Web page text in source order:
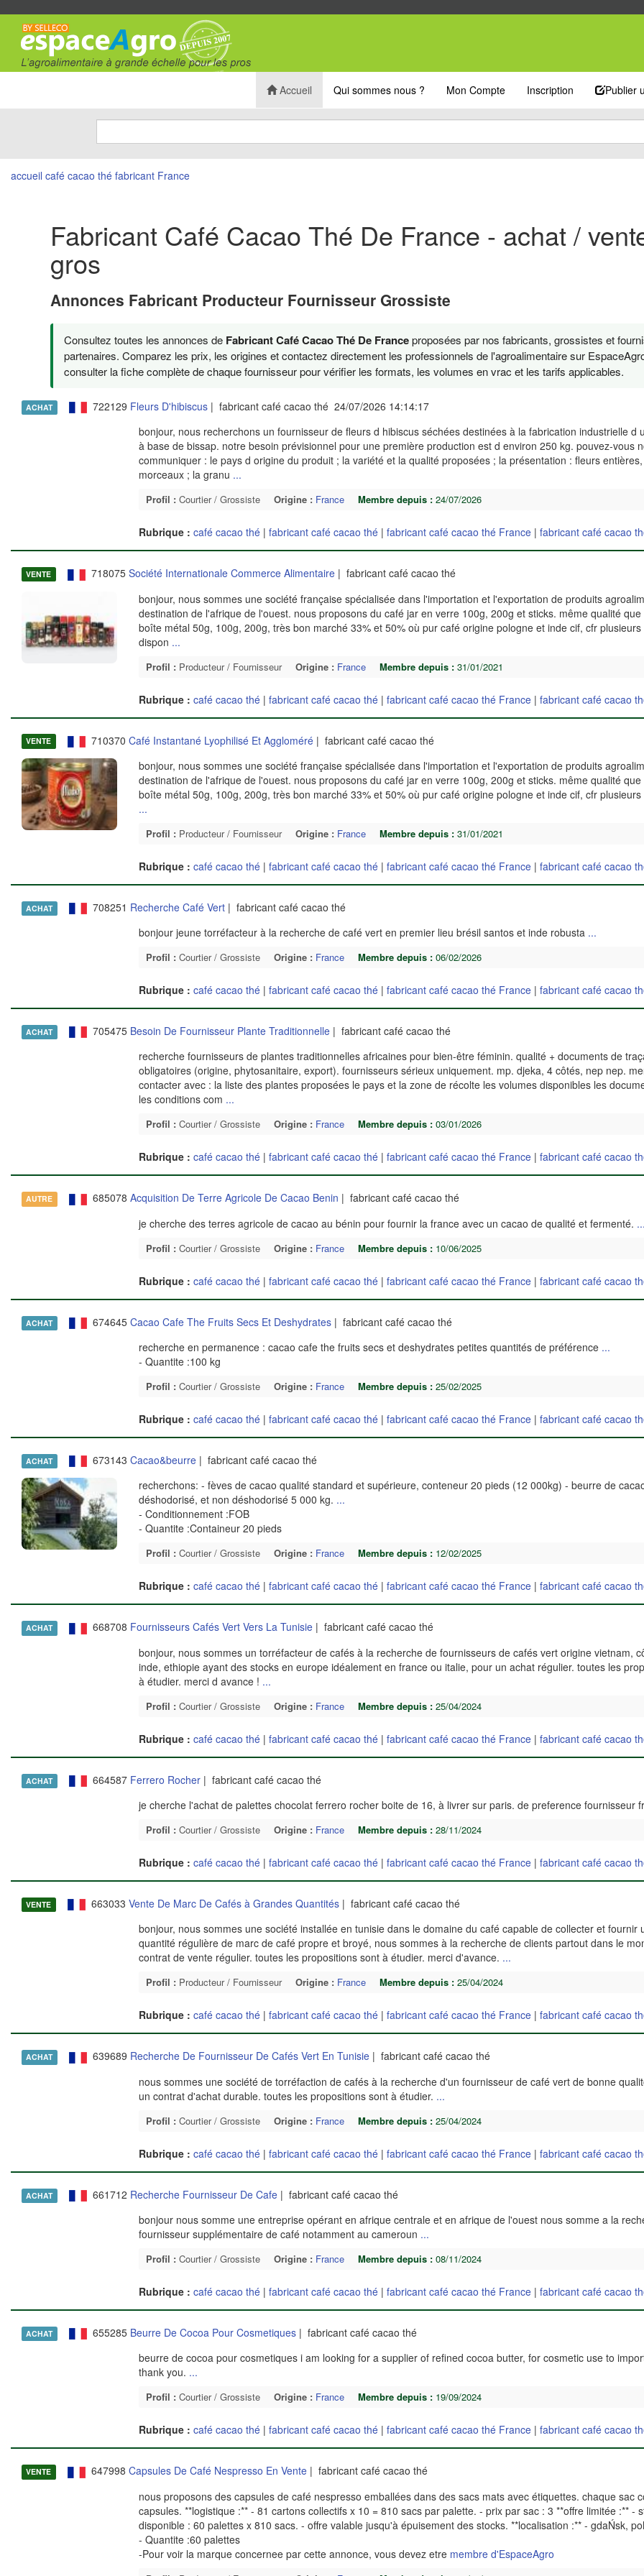
Accueil Qui sommes nous ? Mon Compte Inscription Publier
accueil café cacao thé fabricant France
Fabricant Café Cacao Thé De France - achat /
gros
Annonces Fabricant Producteur Fournisseur Grossiste
Consultez toutes les annonces de Fabricant Café Cacao Thé De Franceproposées par nos fabricants, grossistes et
partenaires. Comparez les prix, les origines et contactez directement les professionnels de l'agroalimentaire sur
consulter la fiche complète de chaque fournisseur pour vérifier les formats, les volumes en vrac et les tarifs applicables.
ACHAT 722129 Fleurs D'hibiscus| fabricant café cacao thé 24/07/2026 14:14:17
bonjour, nous recherchons un fournisseur de fleurs d hibiscus séchées destinées à la fabrication industrielle d
à base de bissap. notre besoin prévisionnel pour une première production est d environ 250 kg. pouvez-vous
communiquer : le pays d origine du produit ; la variété et la qualité proposées ; la présentation : fleurs
morceaux ; la granu ...
Profil :Courtier / Grossiste Origine : France Membre depuis :24/07/2026
Rubrique : café cacao thé | fabricant café cacao thé| fabricant café cacao thé France| fabricant café cacao
VENTE 718075 Société Internationale Commerce Alimentaire| fabricant café cacao thé
bonjour, nous sommes une société française spécialisée dans l'importation et l'exportation de produits
destination de l'afrique de l'ouest. nous proposons du café jar en verre 100g, 200g et sticks. même qualité que
boîte métal 50g, 100g, 200g, très bon marché 33% et 50% où pur café origine pologne et inde cif, cfr
dispon ...
Profil :Producteur / Fournisseur Origine : France Membre depuis :31/01/2021
Rubrique : café cacao thé | fabricant café cacao thé| fabricant café cacao thé France| fabricant café cacao
VENTE 710370 Café Instantané Lyophilisé Et Aggloméré| fabricant café cacao thé
bonjour, nous sommes une société française spécialisée dans l'importation et l'exportation de produits
destination de l'afrique de l'ouest. nous proposons du café jar en verre 100g, 200g et sticks. même qualité que
boîte métal 50g, 100g, 200g, très bon marché 33% et 50% où pur café origine pologne et inde cif, cfr
...
Profil :Producteur / Fournisseur Origine : France Membre depuis :31/01/2021
Rubrique : café cacao thé | fabricant café cacao thé| fabricant café cacao thé France| fabricant café cacao
ACHAT 708251 Recherche Café Vert| fabricant café cacao thé
bonjour jeune torréfacteur à la recherche de café vert en premier lieu brésil santos et inde robusta ...
Profil :Courtier / Grossiste Origine : France Membre depuis :06/02/2026
Rubrique : café cacao thé | fabricant café cacao thé| fabricant café cacao thé France| fabricant café cacao
ACHAT 705475 Besoin De Fournisseur Plante Traditionnelle| fabricant café cacao thé
recherche fournisseurs de plantes traditionnelles africaines pour bien-être féminin. qualité + documents de
obligatoires (origine, phytosanitaire, export). fournisseurs sérieux uniquement. mp. djeka, 4 côtés, nep nep.
contacter avec : la liste des plantes proposées le pays et la zone de récolte les volumes disponibles les
les conditions com ...
Profil :Courtier / Grossiste Origine : France Membre depuis :03/01/2026
Rubrique : café cacao thé | fabricant café cacao thé| fabricant café cacao thé France| fabricant café cacao
AUTRE 685078 Acquisition De Terre Agricole De Cacao Benin | fabricant café cacao thé
je cherche des terres agricole de cacao au bénin pour fournir la france avec un cacao de qualité et fermenté. ...
Profil :Courtier / Grossiste Origine : France Membre depuis :10/06/2025
Rubrique : café cacao thé | fabricant café cacao thé| fabricant café cacao thé France| fabricant café cacao
ACHAT 674645 Cacao Cafe The Fruits Secs Et Deshydrates| fabricant café cacao thé
recherche en permanence : cacao cafe the fruits secs et deshydrates petites quantités de préférence ...
- Quantite :100 kg
Profil :Courtier / Grossiste Origine : France Membre depuis :25/02/2025
Rubrique : café cacao thé | fabricant café cacao thé| fabricant café cacao thé France| fabricant café cacao
ACHAT 673143 Cacao&beurre| fabricant café cacao thé
recherchons: - fèves de cacao qualité standard et supérieure, conteneur 20 pieds (12 000kg) - beurre de
déshodorisé, et non déshodorisé 5 000 kg. ...
- Conditionnement :FOB
- Quantite :Containeur 20 pieds
Profil :Courtier / Grossiste Origine : France Membre depuis :12/02/2025
Rubrique : café cacao thé | fabricant café cacao thé| fabricant café cacao thé France| fabricant café cacao
ACHAT 668708 Fournisseurs Cafés Vert Vers La Tunisie| fabricant café cacao thé
bonjour, nous sommes un torréfacteur de cafés à la recherche de fournisseurs de cafés vert origine vietnam,
inde, ethiopie ayant des stocks en europe idéalement en france ou italie, pour un achat régulier. toutes les
à étudier. merci d avance ! ...
Profil :Courtier / Grossiste Origine : France Membre depuis :25/04/2024
Rubrique : café cacao thé | fabricant café cacao thé| fabricant café cacao thé France| fabricant café cacao
ACHAT 664587 Ferrero Rocher| fabricant café cacao thé
je cherche l'achat de palettes chocolat ferrero rocher boite de 16, à livrer sur paris. de preference fournisseur
Profil :Courtier / Grossiste Origine : France Membre depuis :28/11/2024
Rubrique : café cacao thé | fabricant café cacao thé| fabricant café cacao thé France| fabricant café cacao
VENTE 663033 Vente De Marc De Cafés à Grandes Quantités| fabricant café cacao thé
bonjour, nous sommes une société installée en tunisie dans le domaine du café capable de collecter et fournir
quantité régulière de marc de café propre et broyé, nous sommes à la recherche de clients partout dans le
contrat de vente régulier. toutes les propositions sont à étudier. merci d'avance. ...
Profil :Producteur / Fournisseur Origine : France Membre depuis :25/04/2024
Rubrique : café cacao thé | fabricant café cacao thé| fabricant café cacao thé France| fabricant café cacao
ACHAT 639689 Recherche De Fournisseur De Cafés Vert En Tunisie| fabricant café cacao thé
nous sommes une société de torréfaction de cafés à la recherche d'un fournisseur de café vert de bonne
un contrat d'achat durable. toutes les propositions sont à étudier. ...
Profil :Courtier / Grossiste Origine : France Membre depuis :25/04/2024
Rubrique : café cacao thé | fabricant café cacao thé| fabricant café cacao thé France| fabricant café cacao
ACHAT 661712 Recherche Fournisseur De Cafe| fabricant café cacao thé
bonjour nous somme une entreprise opérant en afrique centrale et en afrique de l'ouest nous somme a la
fournisseur supplémentaire de café notamment au cameroun ...
Profil :Courtier / Grossiste Origine : France Membre depuis :08/11/2024
Rubrique : café cacao thé | fabricant café cacao thé| fabricant café cacao thé France| fabricant café cacao
ACHAT 655285 Beurre De Cocoa Pour Cosmetiques| fabricant café cacao thé
beurre de cocoa pour cosmetiques i am looking for a supplier of refined cocoa butter, for cosmetic use to
thank you. ...
Profil :Courtier / Grossiste Origine : France Membre depuis :19/09/2024
Rubrique : café cacao thé | fabricant café cacao thé| fabricant café cacao thé France| fabricant café cacao
VENTE 647998 Capsules De Café Nespresso En Vente| fabricant café cacao thé
nous proposons des capsules de café nespresso emballées dans des sacs mats avec étiquettes. chaque sac
capsules. **logistique :** - 81 cartons collectifs x 10 = 810 sacs par palette. - prix par sac : 3 **offre limitée :** -
disponible : 60 palettes x 810 sacs. - offre valable jusqu'à épuisement des stocks. **localisation :** - gdaŃsk,
- Quantite :60 palettes
-Pour voir la marque concernee par cette annonce, vous devez etre membre d'EspaceAgro